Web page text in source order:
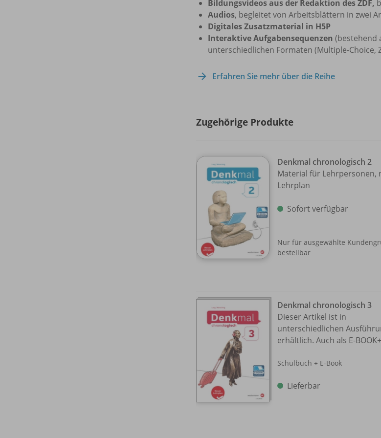
Bildungsvideos aus der Redaktion des ZDF,
Audios, begleitet von Arbeitsblättern in zwei
Digitales Zusatzmaterial in H5P
Interaktive Aufgabensequenzen (bestehend
unterschiedlichen Formaten (Multiple-Choice,
Erfahren Sie mehr über die Reihe
Zugehörige Produkte
Denkmal chronologisch 2
Material für Lehrpersonen,
Lehrplan
Sofort verfügbar
Nur für ausgewählte
bestellbar
Denkmal chronologisch 3
Dieser Artikel ist in
unterschiedlichen
erhältlich. Auch als E-
Schulbuch + E-Book
Lieferbar